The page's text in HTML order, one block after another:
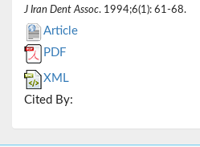
J Iran Dent Assoc. 1994;6(1): 61-68.
Article
PDF
XML
Cited By: